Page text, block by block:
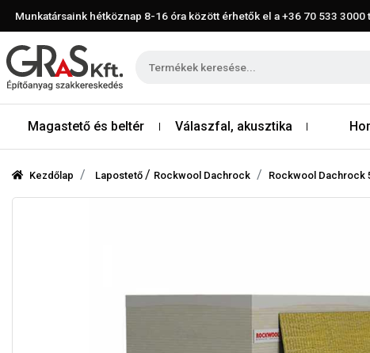
Munkatársaink hétköznap 8-16 óra között érhetők el a+36 70 533 3000
Magastető és beltér Válaszfal, akusztika
Kezdőlap Lapostető / Rockwool Dachrock Rockwool Dachrock